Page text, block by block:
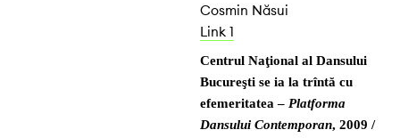
Cosmin Năsui
Link 1
Centrul Naţional al Dansului
Bucureşti se ia la trîntă cu
efemeritatea – Platforma
Dansului Contemporan, 2009 /